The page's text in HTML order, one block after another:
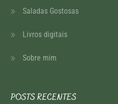
Saladas Gostosas
Livros digitais
Sobre mim
POSTS RECENTES